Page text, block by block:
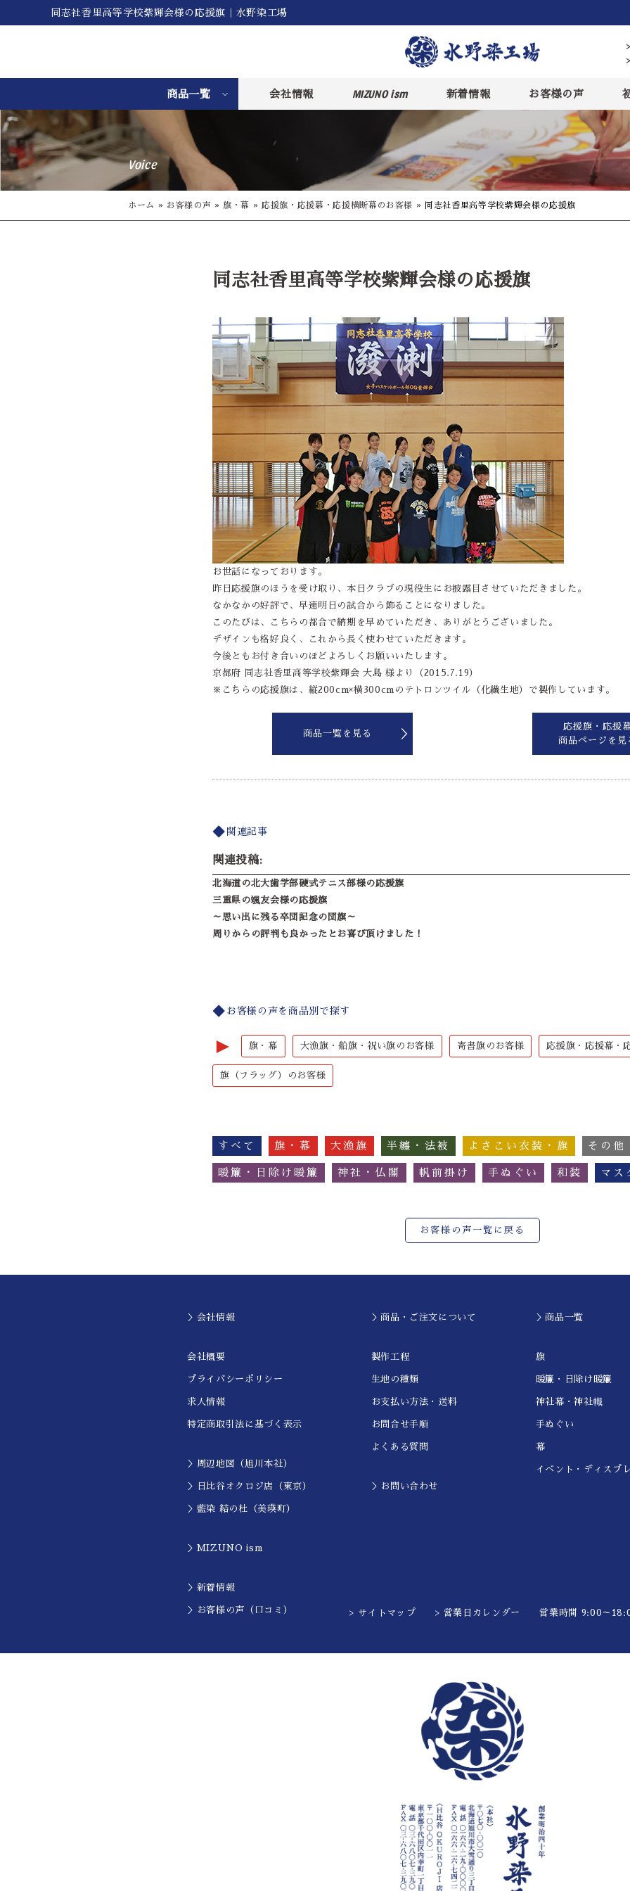
同志社香里高等学校紫輝会様の応援旗｜水野染工場
商品一覧 会社情報 MIZUNO ism 新着情報 お客様の声
Voice
ホーム » お客様の声 » 旗・幕 »応援旗・応援幕・応援横断幕のお客様 » 同志社香里高等学校紫輝会様の応援旗
同志社香里高等学校紫輝会様の応援旗
お世話になっております。
昨日応援旗のほうを受け取り、本日クラブの現役生にお披露目させていただきました。
なかなかの好評で、早速明日の試合から飾ることになりました。
このたびは、こちらの都合で納期を早めていただき、ありがとうございました。
デザインも格好良く、これから長く使わせていただきます。
今後ともお付き合いのほどよろしくお願いいたします。
京都府 同志社香里高等学校紫輝会 大島 様より（2015.7.19）
※こちらの応援旗は、縦200cm×横300cmのテトロンツイル（化繊生地）で製作しています。
商品一覧を見る
応援旗・応援
商品ページを見
関連記事
関連投稿:
北海道の北大歯学部硬式テニス部様の応援旗
三重県の颯友会様の応援旗
～思い出に残る卒団記念の団旗～
周りからの評判も良かったとお喜び頂けました！
お客様の声を商品別で探す
► 旗・幕 大漁旗・船旗・祝い旗のお客様 寄書旗のお客様 応援旗・応援幕・
旗（フラッグ）のお客様
すべて 旗・幕 大漁旗 半纏・法被 よさこい衣装・旗 その他
暖簾・日除け暖簾 神社・仏閣 帆前掛け 手ぬぐい 和装 マス
お客様の声一覧に戻る
＞会社情報
会社概要
プライバシーポリシー
求人情報
特定商取引法に基づく表示
＞周辺地図（旭川本社）
＞日比谷オクロジ店（東京）
＞藍染 結の杜（美瑛町）
＞MIZUNO ism
＞新着情報
＞お客様の声（口コミ）
＞商品・ご注文について
製作工程
生地の種類
お支払い方法・送料
お問合せ手順
よくある質問
＞お問い合わせ
＞商品一覧
旗
暖簾・日除け暖簾
神社幕・神社幟
手ぬぐい
幕
イベント・ディスプ
> サイトマップ > 営業日カレンダー 営業時間 9:00～